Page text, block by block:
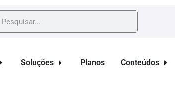
Soluções Planos Conteúdos